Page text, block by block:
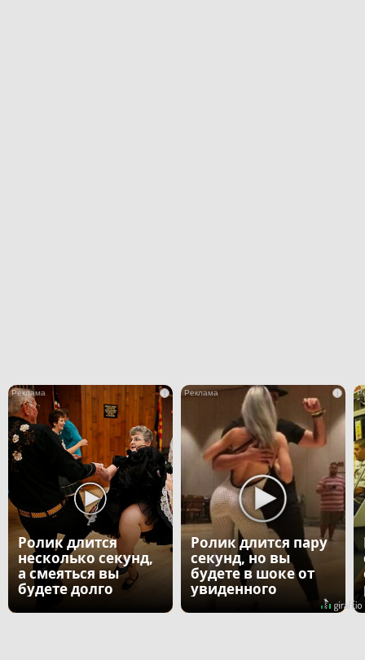
i
Ролик длится
несколько секунд,
а смеяться вы
будете долго
i
Ролик длится пару
секунд, но вы
будете в шоке от
увиденного